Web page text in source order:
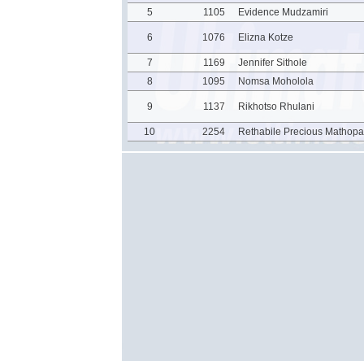
5 1105 Evidence Mudzamiri
6 1076 Elizna Kotze
7 1169
Jennifer Sithole
8
1095 Nomsa Moholola
9 1137 Rikhotso Rhulani
10 2254 Rethabile Precious Mathopa